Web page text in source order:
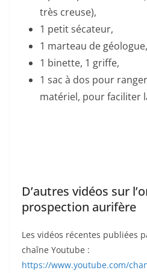
très creuse),
1 petit sécateur,
1 marteau de géologue,
1 binette, 1 griffe,
1 sac à dos pour
matériel, pour faciliter
D’autres vidéos sur
prospection aurifère
Les vidéos récentes publiées
chaîne Youtube :
https://www.youtube.com/